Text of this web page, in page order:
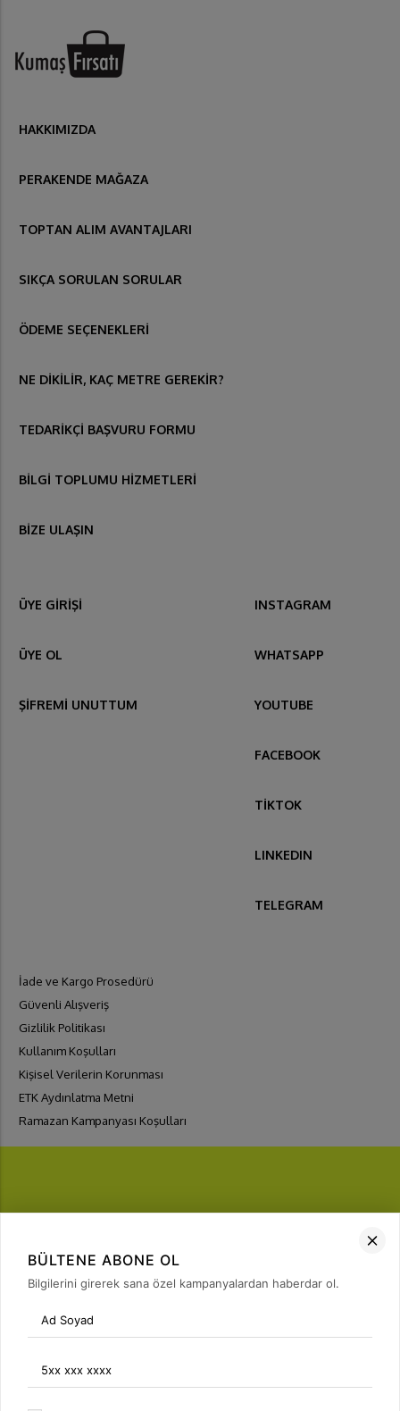
HAKKIMIZDA
PERAKENDE MAĞAZA
TOPTAN ALIM AVANTAJLARI
SIKÇA SORULAN SORULAR
ÖDEME SEÇENEKLERİ
NE DİKİLİR, KAÇ METRE GEREKİR?
TEDARİKÇİ BAŞVURU FORMU
BİLGİ TOPLUMU HİZMETLERİ
BİZE ULAŞIN
ÜYE GİRİŞİ
ÜYE OL
ŞİFREMİ UNUTTUM
INSTAGRAM
WHATSAPP
YOUTUBE
FACEBOOK
TİKTOK
LINKEDIN
TELEGRAM
İade ve Kargo Prosedürü
Güvenli Alışveriş
Gizlilik Politikası
Kullanım Koşulları
Kişisel Verilerin Korunması
ETK Aydınlatma Metni
Ramazan Kampanyası Koşulları
FIRSATLARI YAKALA
Bülten Üyeliği
arrow_forward
BÜLTENE ABONE OL
Bilgilerini girerek sana özel kampanyalardan haberdar ol.